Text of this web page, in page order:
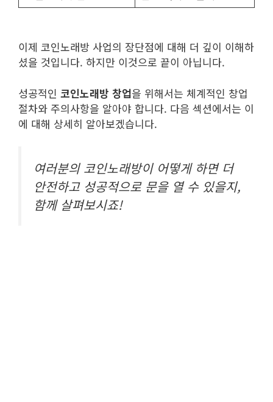
이제 코인노래방 사업의 장단점에 대해 더 깊이 이해하
셨을 것입니다. 하지만 이것으로 끝이 아닙니다.
성공적인 코인노래방 창업을 위해서는 체계적인 창업
절차와 주의사항을 알아야 합니다. 다음 섹션에서는 이
에 대해 상세히 알아보겠습니다.
여러분의 코인노래방이 어떻게 하면 더
안전하고 성공적으로 문을 열 수 있을지,
함께 살펴보시죠!